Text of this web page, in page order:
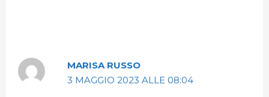
MARISA RUSSO
3 MAGGIO 2023 ALLE 08:04